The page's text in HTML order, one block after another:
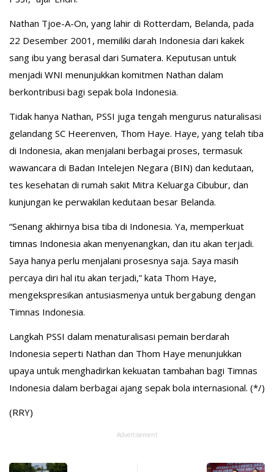
Nathan Tjoe-A-On, yang lahir di Rotterdam, Belanda, pada
22 Desember 2001, memiliki darah Indonesia dari kakek
sang ibu yang berasal dari Sumatera. Keputusan untuk
menjadi WNI menunjukkan komitmen Nathan dalam
berkontribusi bagi sepak bola Indonesia.
Tidak hanya Nathan, PSSI juga tengah mengurus naturalisasi
gelandang SC Heerenven, Thom Haye. Haye, yang telah tiba
di Indonesia, akan menjalani berbagai proses, termasuk
wawancara di Badan Intelejen Negara (BIN) dan kedutaan,
tes kesehatan di rumah sakit Mitra Keluarga Cibubur, dan
kunjungan ke perwakilan kedutaan besar Belanda.
“Senang akhirnya bisa tiba di Indonesia. Ya, memperkuat
timnas Indonesia akan menyenangkan, dan itu akan terjadi.
Saya hanya perlu menjalani prosesnya saja. Saya masih
percaya diri hal itu akan terjadi,” kata Thom Haye,
mengekspresikan antusiasmenya untuk bergabung dengan
Timnas Indonesia.
Langkah PSSI dalam menaturalisasi pemain berdarah
Indonesia seperti Nathan dan Thom Haye menunjukkan
upaya untuk menghadirkan kekuatan tambahan bagi Timnas
Indonesia dalam berbagai ajang sepak bola internasional. (*/)
(RRY)
Advertisement